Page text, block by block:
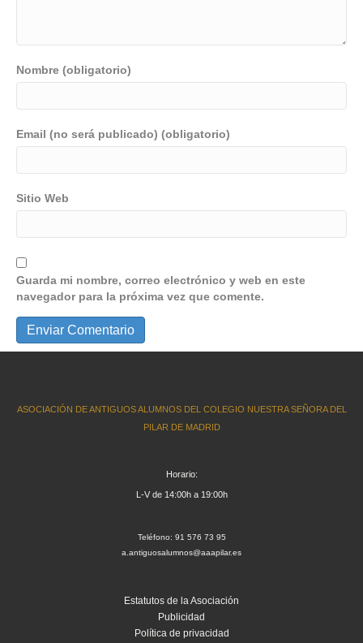
Nombre (obligatorio)
Email (no será publicado) (obligatorio)
Sitio Web
Guarda mi nombre, correo electrónico y web en este
navegador para la próxima vez que comente.
ASOCIACIÓN DE ANTIGUOS ALUMNOS DEL COLEGIO NUESTRA SEÑORA DEL
PILAR DE MADRID
Horario:
L-V de 14:00h a 19:00h
Teléfono: 91 576 73 95
a.antiguosalumnos@aaapilar.es
Estatutos de la Asociación
Publicidad
Política de privacidad